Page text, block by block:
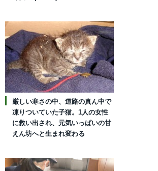
厳しい寒さの中、道路の真ん中で
凍りついていた子猫。1人の女性
に救い出され、元気いっぱいの甘
えん坊へと生まれ変わる